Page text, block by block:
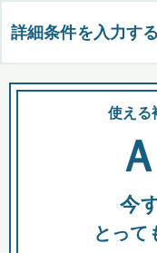
詳細条件を入力する
都道府県
全国の検索結
助成金
使える
今
とって